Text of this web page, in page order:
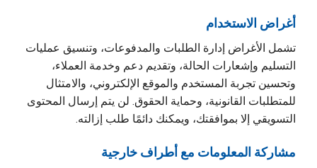
أغراض الاستخدام
تشمل الأغراض إدارة الطلبات والمدفوعات، وتنسيق عمليات
التسليم وإشعارات الحالة، وتقديم دعم وخدمة العملاء،
وتحسين تجربة المستخدم والموقع الإلكتروني، والامتثال
للمتطلبات القانونية، وحماية الحقوق. لن يتم إرسال المحتوى
التسويقي إلا بموافقتك، ويمكنك دائمًا طلب إزالته.
مشاركة المعلومات مع أطراف خارجية